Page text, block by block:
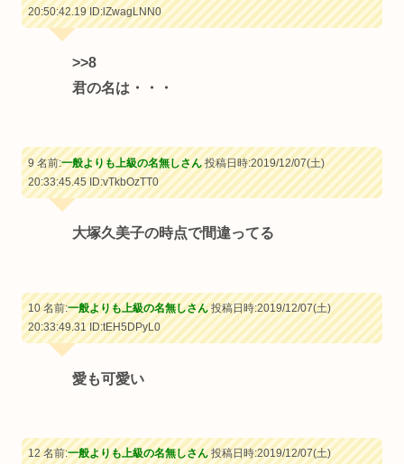
20:50:42.19ID:lZwagLNN0
>>8
君の名は・・・
9 名前:一般よりも上級の名無しさん投稿日時:2019/12/07(土)
20:33:45.45ID:vTkbOzTT0
大塚久美子の時点で間違ってる
10 名前:一般よりも上級の名無しさん投稿日時:2019/12/07(土)
20:33:49.31ID:tEH5DPyL0
愛も可愛い
12 名前:一般よりも上級の名無しさん投稿日時:2019/12/07(土)